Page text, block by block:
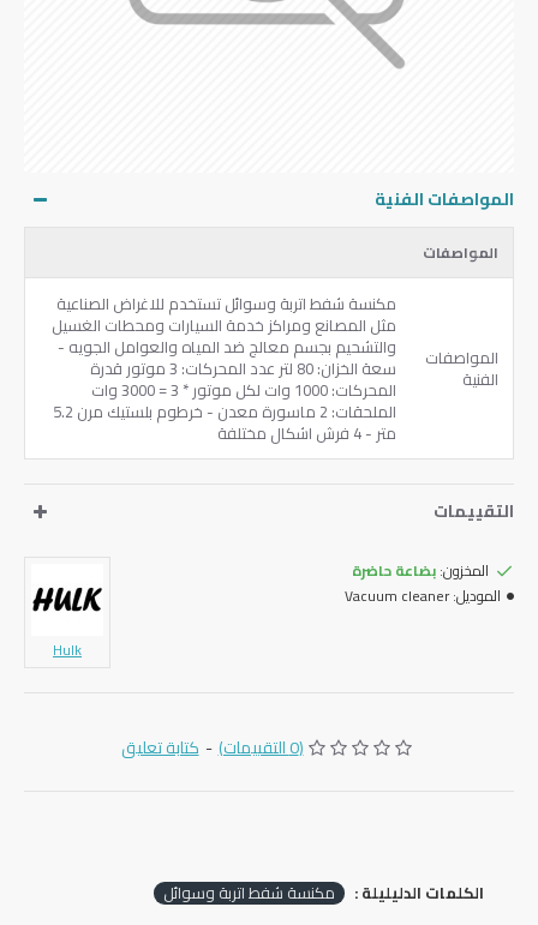
المواصفات الفنية
المواصفات
المواصفات
الفنية
مكنسة شفط اتربة وسوائل تستخدم للاغراض الصناعية
مثل المصانع ومراكز خدمة السيارات ومحطات الغسيل
والتشحيم بجسم معالج ضد المياه والعوامل الجويه -
سعة الخزان: 80 لتر عدد المحركات: 3 موتور قدرة
المحركات: 1000 وات لكل موتور * 3 = 3000 وات
الملحقات: 2 ماسورة معدن - خرطوم بلستيك مرن 5.2
متر - 4 فرش اشكال مختلفة
التقييمات
المخزون:بضاعة حاضرة
الموديل:Vacuum cleaner
Hulk
(0 التقييمات) - كتابة تعليق
الكلمات الدليليلة : مكنسة شفط اتربة وسوائل